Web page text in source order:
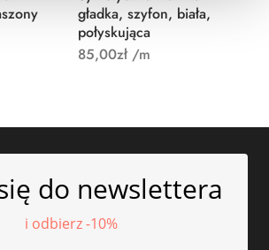
gładka, szyfon, biała,
połyskująca
85,00zł/m
do newslettera
i odbierz -10%